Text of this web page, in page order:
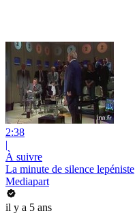
2:38
|
À suivre
La minute de silence lepéniste
Mediapart
il y a 5 ans